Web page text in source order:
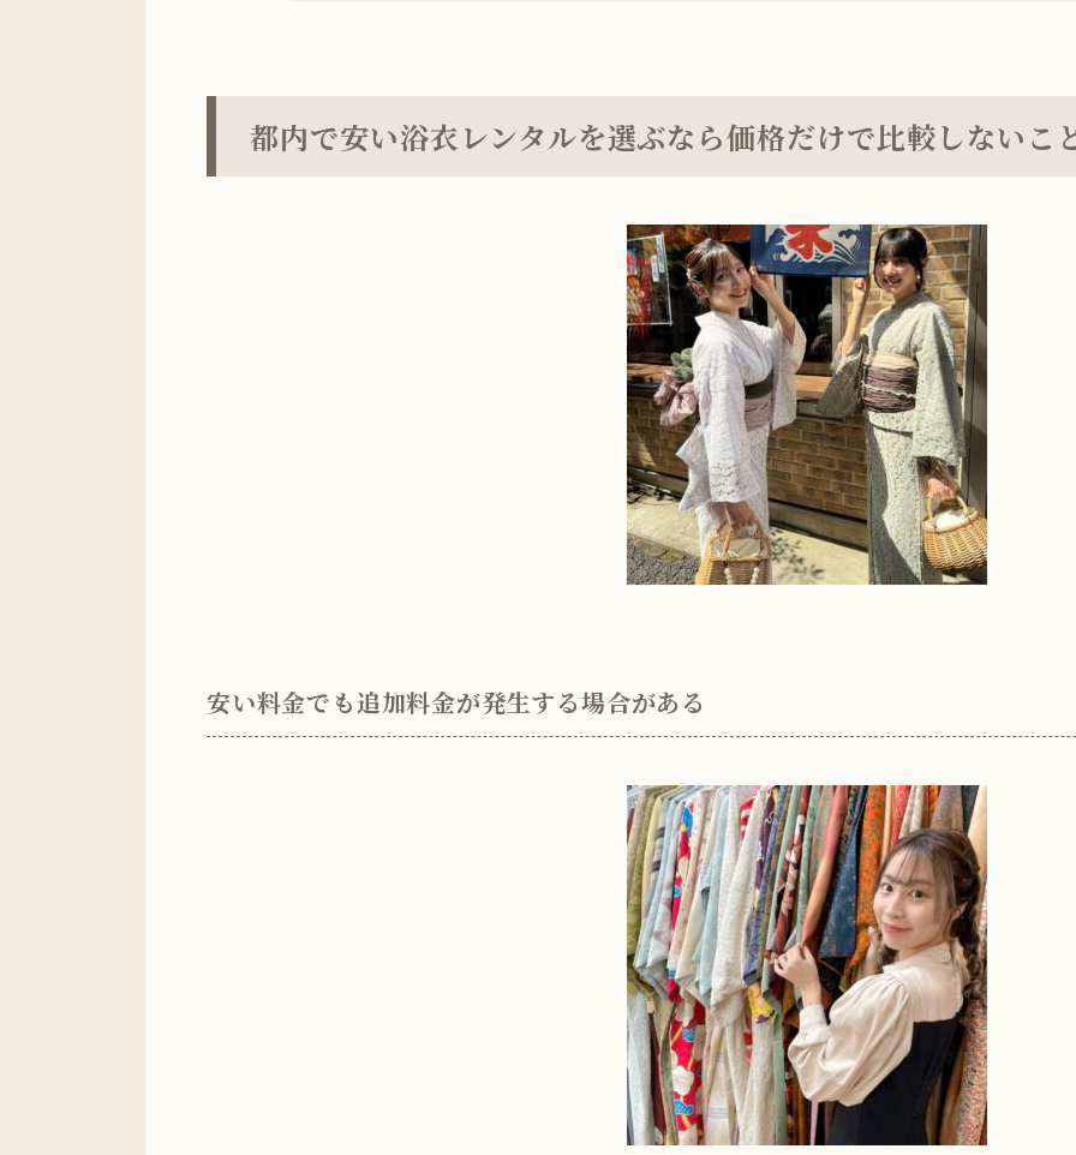
都内で安い浴衣レンタルを選ぶなら価格だけで比較しないこ
安い料金でも追加料金が発生する場合がある